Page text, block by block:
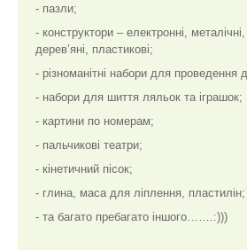
- пазли;
- конструктори – електронні, металічні,
дерев’яні, пластикові;
- різноманітні набори для проведення
- набори для шиття ляльок та іграшок;
- картини по номерам;
- пальчикові театри;
- кінетичний пісок;
- глина, маса для ліплення, пластилін;
- та багато пребагато іншого…….:)))